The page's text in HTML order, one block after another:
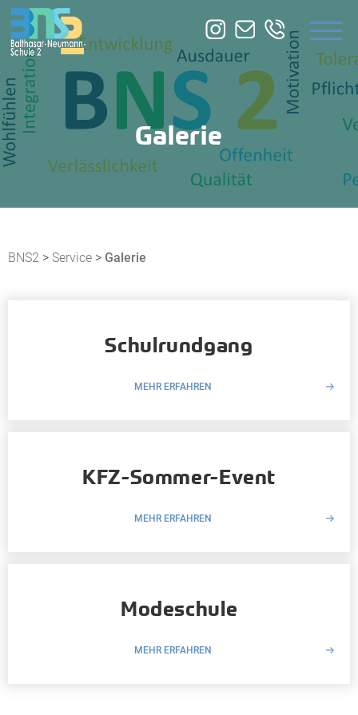
ÜBER UNS
BILDUNGSANGEBOTE
ZUSATZQUALIFIKATION
SERVICE
Galerie
BNS2 > Service > Galerie
Schulrundgang
MEHR ERFAHREN
KFZ-Sommer-Event
MEHR ERFAHREN
Modeschule
MEHR ERFAHREN